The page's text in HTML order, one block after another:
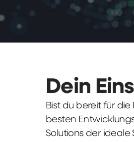
Dein
Bist du bereit für
besten
Solutions der ideale